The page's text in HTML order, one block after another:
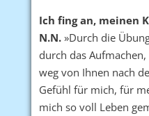
Ich fing an, meinen
N.N.»Durch die
durch das
weg von Ihnen nach
Gefühl für mich, für
mich so voll Leben